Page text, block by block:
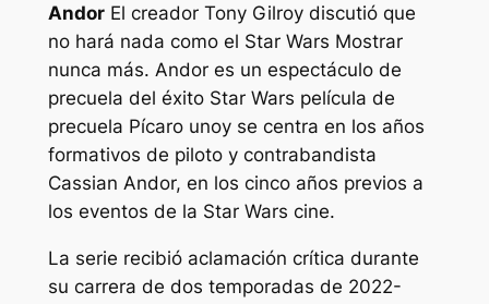
AndorEl creador Tony Gilroy discutió que
no hará nada como el Star Wars Mostrar
nunca más. Andores un espectáculo de
precuela del éxito Star Wars película de
precuela Pícaro unoy se centra en los años
formativos de piloto y contrabandista
Cassian Andor, en los cinco años previos a
los eventos de la Star Wars cine.
La serie recibió aclamación crítica durante
su carrera de dos temporadas de 2022-